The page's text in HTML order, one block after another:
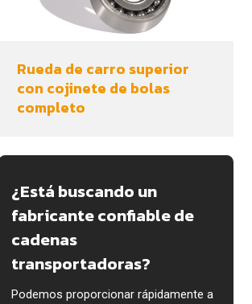
Rueda de carro superior
con cojinete de bolas
completo
¿Está buscando un
fabricante confiable de
cadenas
transportadoras?
Podemos proporcionar rápidamente a